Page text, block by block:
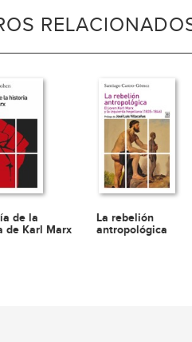
de la
de Karl Marx
La rebelión
antropológica